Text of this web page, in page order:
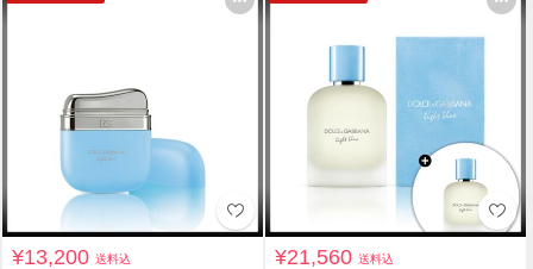
¥13,200送料込 ¥21,560送料込